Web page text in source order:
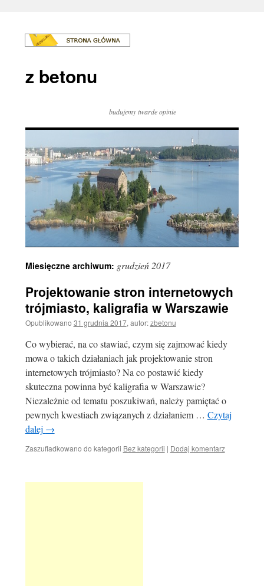
z betonu
budujemy twarde opinie
Miesięczne archiwum: grudzień 2017
Projektowanie stron internetowych
trójmiasto, kaligrafia w Warszawie
Opublikowano 31 grudnia 2017, autor: zbetonu
Co wybierać, na co stawiać, czym się zajmować kiedy
mowa o takich działaniach jak projektowanie stron
internetowych trójmiasto? Na co postawić kiedy
skuteczna powinna być kaligrafia w Warszawie?
Niezależnie od tematu poszukiwań, należy pamiętać o
pewnych kwestiach związanych z działaniem … Czytaj
dalej →
Zaszufladkowano do kategorii Bez kategorii | Dodaj komentarz